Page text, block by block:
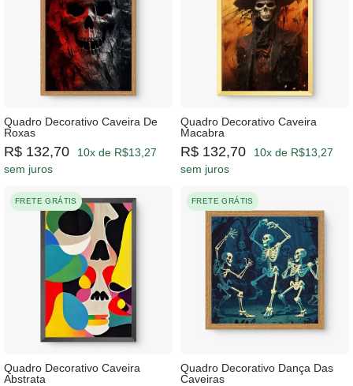
Quadro Decorativo Caveira De
Roxas
R$ 132,70
10x de R$13,27
sem juros
Quadro Decorativo Caveira
Macabra
R$ 132,70
10x de R$13,27
sem juros
FRETE GRÁTIS
Quadro Decorativo Caveira
Abstrata
FRETE GRÁTIS
Quadro Decorativo Dança Das
Caveiras